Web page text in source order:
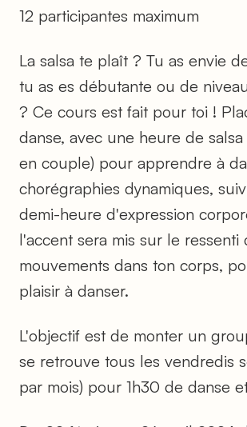
12 participantes maximum
La salsa te plaît ? Tu as envie
tu as es débutante ou de
? Ce cours est fait pour toi !
danse, avec une heure de
en couple) pour apprendre à
chorégraphies dynamiques,
demi-heure d'expression
l'accent sera mis sur le ressenti
mouvements dans ton corps,
plaisir à danser.
L'objectif est de monter un
se retrouve tous les vendredis
par mois) pour 1h30 de danse